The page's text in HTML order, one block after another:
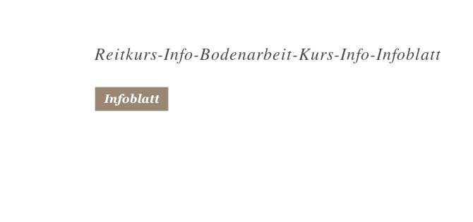
Reitkurs-Info-Bodenarbeit-Kurs-Info-Infoblatt